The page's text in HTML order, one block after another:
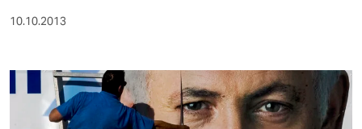
10.10.2013